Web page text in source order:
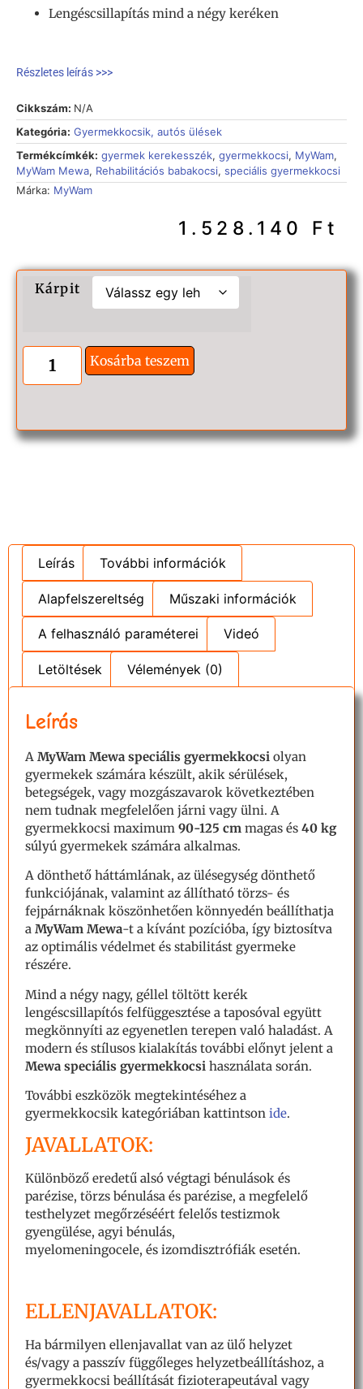
Lengéscsillapítás mind a négy keréken
Részletes leírás >>>
Cikkszám: N/A
Kategória: Gyermekkocsik, autós ülések
Termékcímkék: gyermek kerekesszék, gyermekkocsi, MyWam,
MyWam Mewa, Rehabilitációs babakocsi, speciális gyermekkocsi
Márka: MyWam
1.528.140 Ft
Kárpit
Kosárba teszem
Leírás További információk
Alapfelszereltség Műszaki információk
A felhasználó paraméterei Videó
Letöltések Vélemények (0)
Leírás
A MyWam Mewa speciális gyermekkocsi olyan
gyermekek számára készült, akik sérülések,
betegségek, vagy mozgászavarok következtében
nem tudnak megfelelően járni vagy ülni. A
gyermekkocsi maximum 90-125 cm magas és 40 kg
súlyú gyermekek számára alkalmas.
A dönthető háttámlának, az ülésegység dönthető
funkciójának, valamint az állítható törzs- és
fejpárnáknak köszönhetően könnyedén beállíthatja
a MyWam Mewa-t a kívánt pozícióba, így biztosítva
az optimális védelmet és stabilitást gyermeke
részére.
Mind a négy nagy, géllel töltött kerék
lengéscsillapítós felfüggesztése a taposóval együtt
megkönnyíti az egyenetlen terepen való haladást. A
modern és stílusos kialakítás további előnyt jelent a
Mewa speciális gyermekkocsi használata során.
További eszközök megtekintéséhez a
gyermekkocsik kategóriában kattintson ide.
JAVALLATOK:
Különböző eredetű alsó végtagi bénulások és
parézise, törzs bénulása és parézise, a megfelelő
testhelyzet megőrzéséért felelős testizmok
gyengülése, agyi bénulás,
myelomeningocele, és izomdisztrófiák esetén.
ELLENJAVALLATOK:
Ha bármilyen ellenjavallat van az ülő helyzet
és/vagy a passzív függőleges helyzetbeállításhoz, a
gyermekkocsi beállítását fizioterapeutával vagy